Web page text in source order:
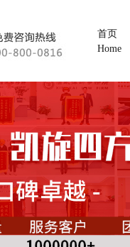
首页
Home